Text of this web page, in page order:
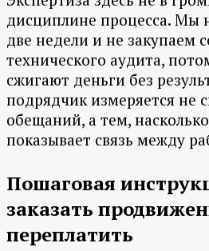
дисциплине процесса. Мы
две недели и не закупаем
технического аудита,
сжигают деньги без
подрядчик измеряется не
обещаний, а тем,
показывает связь между
Пошаговая
заказать
переплатить